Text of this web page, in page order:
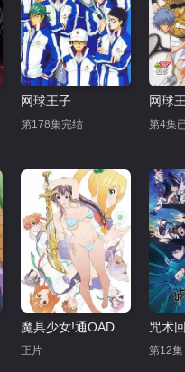
网球王子
第178集完结 第4集
魔具少女!通OAD
正片
咒术
第12集